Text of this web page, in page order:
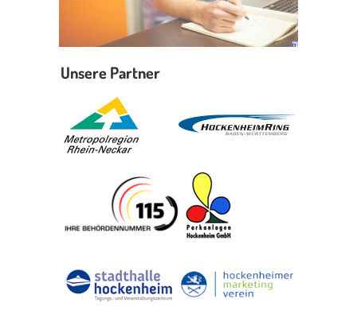
Wellenbecken oder doch lieber die pure Entspannung auf der
Sprudelliege im Solebecken?
Unsere Partner